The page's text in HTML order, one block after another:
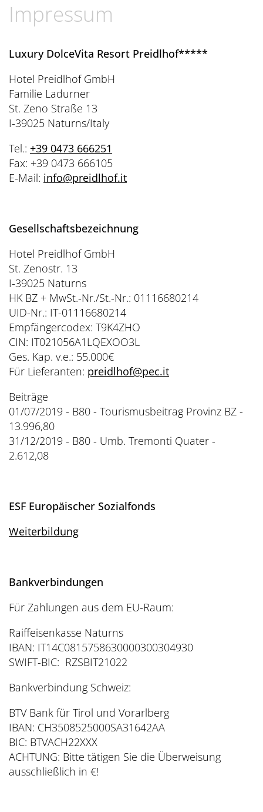
Awards
Belvita
Preferred Hotels & Resorts
Honeymoon
Sauna Tower
À-la-carte-Treatments
Spa News-Blog
Medical Health Packages
Checks & Therapien
Brixsana
Wandern
Biken
Golf
Yoga
Fitness
Fun Sports
Tennis
Reinhold Messner
Ötzi
Klima & Naturpark
Sights & Ausflüge
Shoppen & Kultur
Privat-Touren - Ausflüge im Preidlhof
Impressum
Luxury DolceVita Resort Preidlhof*****
Hotel Preidlhof GmbH
Familie Ladurner
St. Zeno Straße 13
I-39025 Naturns/Italy
Tel.: +39 0473 666251
Fax: +39 0473 666105
E-Mail: info@preidlhof.it
Gesellschaftsbezeichnung
Hotel Preidlhof GmbH
St. Zenostr. 13
I-39025 Naturns
HK BZ + MwSt.-Nr./St.-Nr.: 01116680214
UID-Nr.: IT-01116680214
Empfängercodex: T9K4ZHO
CIN: IT021056A1LQEXOO3L
Ges. Kap. v.e.: 55.000€
Für Lieferanten: preidlhof@pec.it
Beiträge
01/07/2019 - B80 - Tourismusbeitrag Provinz BZ -
13.996,80
31/12/2019 - B80 - Umb. Tremonti Quater -
2.612,08
ESF Europäischer Sozialfonds
Weiterbildung
Bankverbindungen
Für Zahlungen aus dem EU-Raum:
Raiffeisenkasse Naturns
IBAN: IT14C0815758630000300304930
SWIFT-BIC: RZSBIT21022
Bankverbindung Schweiz:
BTV Bank für Tirol und Vorarlberg
IBAN: CH3508525000SA31642AA
BIC: BTVACH22XXX
ACHTUNG: Bitte tätigen Sie die Überweisung
ausschließlich in €!